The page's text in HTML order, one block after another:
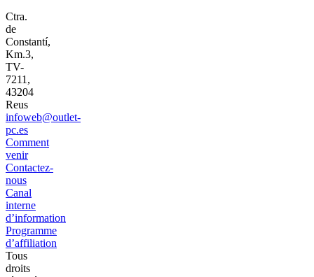
Ctra.
de
Constantí,
Km.3,
TV-
7211,
43204
Reus
infoweb@outlet-
pc.es
Comment
venir
Contactez-
nous
Canal
interne
d’information
Programme
d’affiliation
Tous
droits